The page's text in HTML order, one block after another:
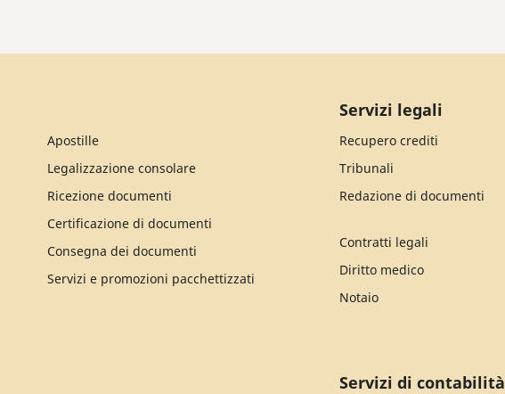
Apostille
Legalizzazione consolare
Ricezione documenti
Certificazione di documenti
Consegna dei documenti
Servizi e promozioni pacchettizzati
Servizi legali
Recupero crediti
Tribunali
Redazione di documenti
Contratti legali
Diritto medico
Notaio
Servizi di contabilità